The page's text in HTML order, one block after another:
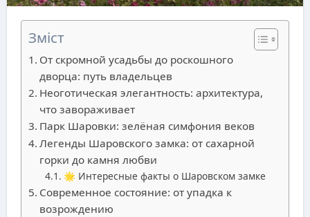
Зміст
От скромной усадьбы до роскошного
дворца: путь владельцев
Неоготическая элегантность: архитектура,
что завораживает
Парк Шаровки: зелёная симфония веков
Легенды Шаровского замка: от сахарной
горки до камня любви
🌟 Интересные факты о Шаровском замке
Современное состояние: от упадка к
возрождению